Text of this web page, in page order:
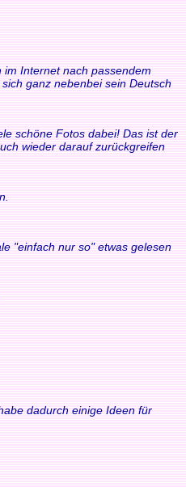
im Internet nach passendem
ganz nebenbei sein Deutsch
schöne Fotos dabei! Das ist der
wieder darauf zurückgreifen
"einfach nur so" etwas gelesen
dadurch einige Ideen für